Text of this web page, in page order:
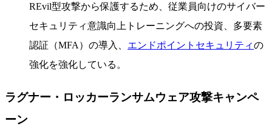
REvil型攻撃から保護するため、従業員向けのサイバー
セキュリティ意識向上トレーニングへの投資、多要素
認証（MFA）の導入、 エンドポイントセキュリティの
強化を強化している。
ラグナー・ロッカーランサムウェア攻撃キャンペ
ーン